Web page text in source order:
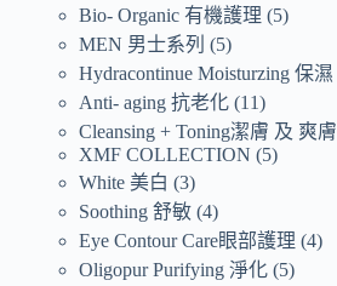
Bio- Organic 有機護理
5
MEN 男士系列
5
Hydracontinue Moisturzing 保濕
Anti- aging 抗老化 11
Cleansing + Toning潔膚 及 爽膚
XMF COLLECTION
5
White 美白
3
Soothing 舒敏 4
Eye Contour Care眼部護理 4
Oligopur Purifying 淨化 5